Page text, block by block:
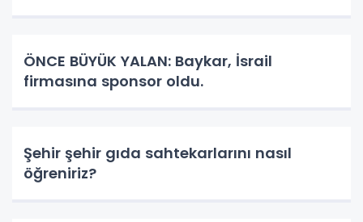
ÖNCE BÜYÜK YALAN: Baykar, İsrail
firmasına sponsor oldu.
Şehir şehir gıda sahtekarlarını nasıl
öğreniriz?